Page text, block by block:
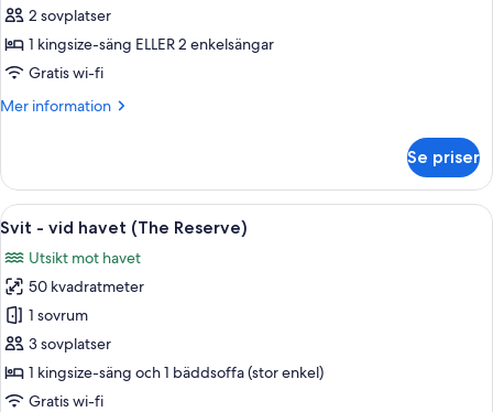
rum
-
vid
2 sovplatser
1 kingsize-säng ELLER 2 enkelsängar
Gratis wi-fi
Mer information
Mer
rum
vid
Se priser
Öppna
alla
foton
för
Svit
-
vid
havet
Ett modernt hotellrum med en stor
9
Svit - vid havet (The Reserve)
Utsikt mot havet
50 kvadratmeter
1 sovrum
3 sovplatser
1 kingsize-säng och 1 bäddsoffa (stor enkel)
Gratis wi-fi